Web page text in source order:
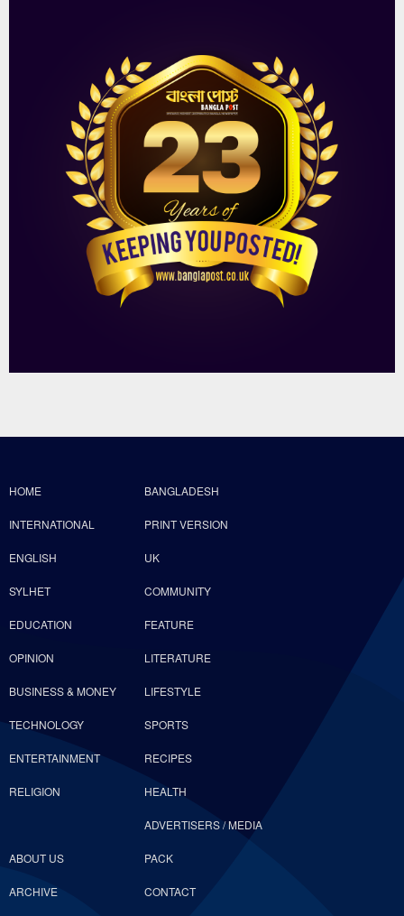
HOME BANGLADESH
INTERNATIONAL PRINT VERSION
ENGLISH UK
SYLHET COMMUNITY
EDUCATION FEATURE
OPINION LITERATURE
BUSINESS & MONEY LIFESTYLE
TECHNOLOGY SPORTS
ENTERTAINMENT RECIPES
RELIGION HEALTH
ABOUT US
ADVERTISERS / MEDIA
PACK
ARCHIVE CONTACT